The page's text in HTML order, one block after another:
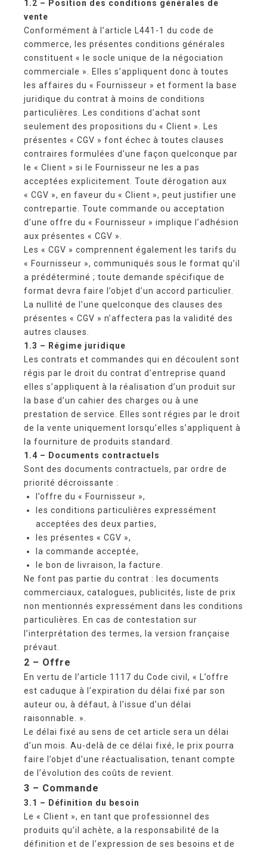
1.2 – Position des conditions générales de
vente
Conformément à l’article L441-1 du code de
commerce, les présentes conditions générales
constituent « le socle unique de la négociation
commerciale ». Elles s’appliquent donc à toutes
les affaires du « Fournisseur » et forment la base
juridique du contrat à moins de conditions
particulières. Les conditions d’achat sont
seulement des propositions du « Client ». Les
présentes « CGV » font échec à toutes clauses
contraires formulées d’une façon quelconque par
le « Client » si le Fournisseur ne les a pas
acceptées explicitement. Toute dérogation aux
« CGV », en faveur du « Client », peut justifier une
contrepartie. Toute commande ou acceptation
d’une offre du « Fournisseur » implique l’adhésion
aux présentes « CGV ».
Les « CGV » comprennent également les tarifs du
« Fournisseur », communiqués sous le format qu’il
a prédéterminé ; toute demande spécifique de
format devra faire l’objet d’un accord particulier.
La nullité de l’une quelconque des clauses des
présentes « CGV » n’affectera pas la validité des
autres clauses.
1.3 – Régime juridique
Les contrats et commandes qui en découlent sont
régis par le droit du contrat d’entreprise quand
elles s’appliquent à la réalisation d’un produit sur
la base d’un cahier des charges ou à une
prestation de service. Elles sont régies par le droit
de la vente uniquement lorsqu’elles s’appliquent à
la fourniture de produits standard.
1.4 – Documents contractuels
Sont des documents contractuels, par ordre de
priorité décroissante :
l’offre du « Fournisseur »,
les conditions particulières expressément
acceptées des deux parties,
les présentes « CGV »,
la commande acceptée,
le bon de livraison, la facture.
Ne font pas partie du contrat : les documents
commerciaux, catalogues, publicités, liste de prix
non mentionnés expressément dans les conditions
particulières. En cas de contestation sur
l’interprétation des termes, la version française
prévaut.
2 – Offre
En vertu de l’article 1117 du Code civil, « L’offre
est caduque à l’expiration du délai fixé par son
auteur ou, à défaut, à l’issue d’un délai
raisonnable. ».
Le délai fixé au sens de cet article sera un délai
d’un mois. Au-delà de ce délai fixé, le prix pourra
faire l’objet d’une réactualisation, tenant compte
de l’évolution des coûts de revient.
3 – Commande
3.1 – Définition du besoin
Le « Client », en tant que professionnel des
produits qu’il achète, a la responsabilité de la
définition et de l’expression de ses besoins et de